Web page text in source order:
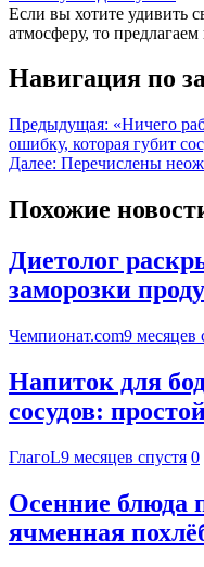
Если вы хотите удивить
атмосферу, то
Навигация по
Предыдущая: «Ничего
ошибку, которая губит
Далее: Перечислены
Похожие
Диетолог
заморозки
Чемпионат.com9 месяцев
Напиток для
сосудов:
ГлагоL9 месяцев спустя 0
Осенние блюда
ячменная